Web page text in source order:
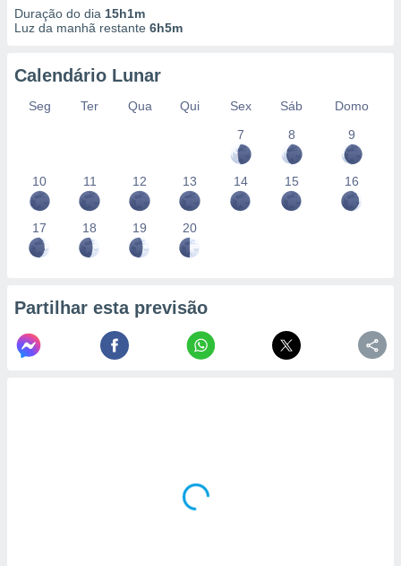
Duração do dia 15h1m
Luz da manhã restante 6h5m
Calendário Lunar
Seg Ter Qua Qui Sex Sáb
Domo
7
8 9
10 11 12 13 14 15 16
17 18 19 20
Partilhar esta previsão